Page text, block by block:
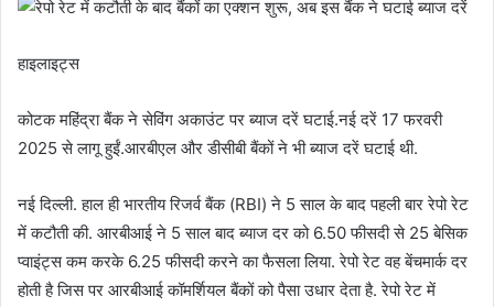
हाइलाइट्स
कोटक महिंद्रा बैंक ने सेविंग अकाउंट पर ब्याज दरें घटाई.नई दरें 17 फरवरी
2025 से लागू हुईं.आरबीएल और डीसीबी बैंकों ने भी ब्याज दरें घटाई थी.
नई दिल्ली. हाल ही भारतीय रिजर्व बैंक (RBI) ने 5 साल के बाद पहली बार रेपो रेट
में कटौती की. आरबीआई ने 5 साल बाद ब्याज दर को 6.50 फीसदी से 25 बेसिक
प्वाइंट्स कम करके 6.25 फीसदी करने का फैसला लिया. रेपो रेट वह बेंचमार्क दर
होती है जिस पर आरबीआई कॉमर्शियल बैंकों को पैसा उधार देता है. रेपो रेट में